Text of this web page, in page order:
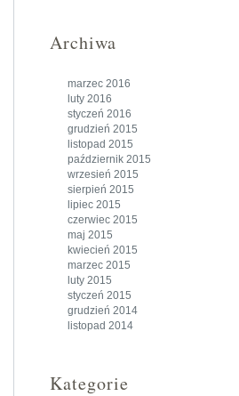
Archiwa
marzec 2016
luty 2016
styczeń 2016
grudzień 2015
listopad 2015
październik 2015
wrzesień 2015
sierpień 2015
lipiec 2015
czerwiec 2015
maj 2015
kwiecień 2015
marzec 2015
luty 2015
styczeń 2015
grudzień 2014
listopad 2014
Kategorie